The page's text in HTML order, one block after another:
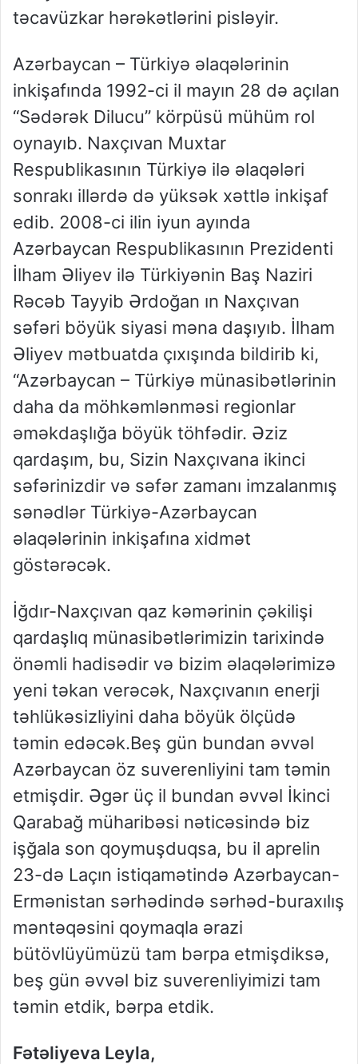
təcavüzkar hərəkətlərini pisləyir.
Azərbaycan – Türkiyə əlaqələrinin
inkişafında 1992-ci il mayın 28 də açılan
“Sədərək Dilucu” körpüsü mühüm rol
oynayıb. Naxçıvan Muxtar
Respublikasının Türkiyə ilə əlaqələri
sonrakı illərdə də yüksək xəttlə inkişaf
edib. 2008-ci ilin iyun ayında
Azərbaycan Respublikasının Prezidenti
İlham Əliyev ilə Türkiyənin Baş Naziri
Rəcəb Tayyib Ərdoğan ın Naxçıvan
səfəri böyük siyasi məna daşıyıb. İlham
Əliyev mətbuatda çıxışında bildirib ki,
“Azərbaycan – Türkiyə münasibətlərinin
daha da möhkəmlənməsi regionlar
əməkdaşlığa böyük töhfədir. Əziz
qardaşım, bu, Sizin Naxçıvana ikinci
səfərinizdir və səfər zamanı imzalanmış
sənədlər Türkiyə-Azərbaycan
əlaqələrinin inkişafına xidmət
göstərəcək.
İğdır-Naxçıvan qaz kəmərinin çəkilişi
qardaşlıq münasibətlərimizin tarixində
önəmli hadisədir və bizim əlaqələrimizə
yeni təkan verəcək, Naxçıvanın enerji
təhlükəsizliyini daha böyük ölçüdə
təmin edəcək.Beş gün bundan əvvəl
Azərbaycan öz suverenliyini tam təmin
etmişdir. Əgər üç il bundan əvvəl İkinci
Qarabağ müharibəsi nəticəsində biz
işğala son qoymuşduqsa, bu il aprelin
23-də Laçın istiqamətində Azərbaycan-
Ermənistan sərhədində sərhəd-buraxılış
məntəqəsini qoymaqla ərazi
bütövlüyümüzü tam bərpa etmişdiksə,
beş gün əvvəl biz suverenliyimizi tam
təmin etdik, bərpa etdik.
Fətəliyeva Leyla,